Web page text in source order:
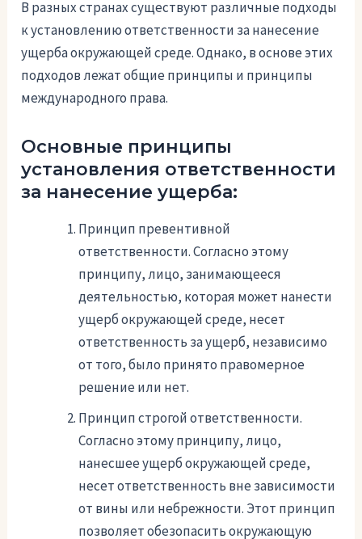
В разных странах существуют различные подходы
к установлению ответственности за нанесение
ущерба окружающей среде. Однако, в основе этих
подходов лежат общие принципы и принципы
международного права.
Основные принципы
установления ответственности
за нанесение ущерба:
Принцип превентивной
ответственности. Согласно этому
принципу, лицо, занимающееся
деятельностью, которая может нанести
ущерб окружающей среде, несет
ответственность за ущерб, независимо
от того, было принято правомерное
решение или нет.
Принцип строгой ответственности.
Согласно этому принципу, лицо,
нанесшее ущерб окружающей среде,
несет ответственность вне зависимости
от вины или небрежности. Этот принцип
позволяет обезопасить окружающую